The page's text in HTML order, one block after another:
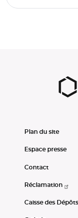
Plan du site
Espace presse
Contact
Réclamation
Caisse des Dépôts